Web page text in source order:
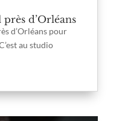
d’Orléans
d’Orléans pour
au studio